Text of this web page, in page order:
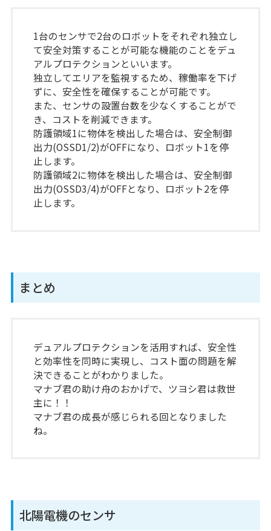
1台のセンサで2台のロボットをそれぞれ独立し
て安全対策することが可能な機能のことをデュ
アルプロテクションといいます。
独立してエリアを監視するため、稼働率を下げ
ずに、安全性を確保することが可能です。
また、センサの設置台数を少なくすることがで
き、コストを削減できます。
防護領域1に物体を検出した場合は、安全制御
出力(OSSD1/2)がOFFになり、ロボット1を停
止します。
防護領域2に物体を検出した場合は、安全制御
出力(OSSD3/4)がOFFとなり、ロボット2を停
止します。
まとめ
デュアルプロテクションを活用すれば、安全性
と効率性を同時に実現し、コスト面の問題を解
決できることがわかりました。
マナブ君の助け舟のおかげで、ツヨシ君は救世
主に！！
マナブ君の成長が感じられる回となりました
ね。
北陽電機のセンサ